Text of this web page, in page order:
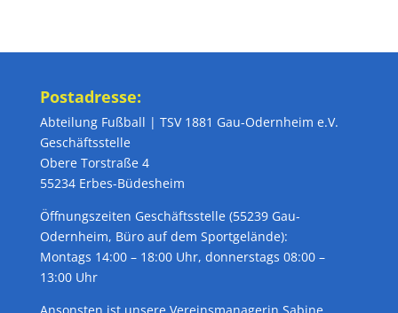
Postadresse:
Abteilung Fußball | TSV 1881 Gau-Odernheim e.V.
Geschäftsstelle
Obere Torstraße 4
55234 Erbes-Büdesheim
Öffnungszeiten Geschäftsstelle (55239 Gau-
Odernheim, Büro auf dem Sportgelände):
Montags 14:00 – 18:00 Uhr, donnerstags 08:00 –
13:00 Uhr